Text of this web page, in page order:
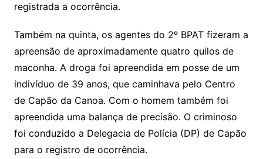
registrada a ocorrência.
Também na quinta, os agentes do 2º BPAT fizeram a
apreensão de aproximadamente quatro quilos de
maconha. A droga foi apreendida em posse de um
indivíduo de 39 anos, que caminhava pelo Centro
de Capão da Canoa. Com o homem também foi
apreendida uma balança de precisão. O criminoso
foi conduzido a Delegacia de Polícia (DP) de Capão
para o registro de ocorrência.